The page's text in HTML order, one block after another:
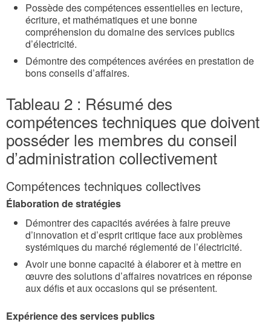
Possède des compétences essentielles en lecture,
écriture, et mathématiques et une bonne
compréhension du domaine des services publics
d’électricité.
Démontre des compétences avérées en prestation de
bons conseils d’affaires.
Tableau 2 : Résumé des
compétences techniques que doivent
posséder les membres du conseil
d’administration collectivement
Compétences techniques collectives
Élaboration de stratégies
Démontrer des capacités avérées à faire preuve
d’innovation et d’esprit critique face aux problèmes
systémiques du marché réglementé de l’électricité.
Avoir une bonne capacité à élaborer et à mettre en
œuvre des solutions d’affaires novatrices en réponse
aux défis et aux occasions qui se présentent.
Expérience des services publics